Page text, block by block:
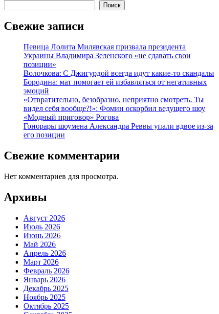
Поиск
Свежие записи
Певица Лолита Милявская призвала президента
Украины Владимира Зеленского «не сдавать свои
позиции»
Волочкова: С Джигурдой всегда идут какие-то скандалы
Бородина: мат помогает ей избавляться от негативных
эмоций
«Отвратительно, безобразно, неприятно смотреть. Ты
видел себя вообще?!»: Фомин оскорбил ведущего шоу
«Модный приговор» Рогова
Гонорары шоумена Александра Реввы упали вдвое из-за
его позиции
Свежие комментарии
Нет комментариев для просмотра.
Архивы
Август 2026
Июль 2026
Июнь 2026
Май 2026
Апрель 2026
Март 2026
Февраль 2026
Январь 2026
Декабрь 2025
Ноябрь 2025
Октябрь 2025